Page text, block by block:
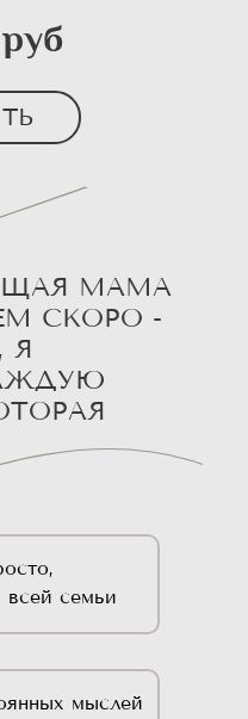
МАМА
СКОРО -
Я
всей семьи
мыслей